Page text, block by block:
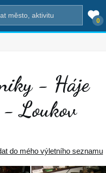
0
- Háje
- Loukov
do mého výletního seznamu